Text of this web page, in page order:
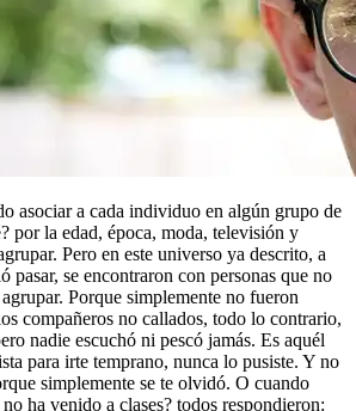
asociar a cada individuo en algún grupo de
por la edad, época, moda, televisión y
Pero en este universo ya descrito, a
pasar, se encontraron con personas que no
Porque simplemente no fueron
compañeros no callados, todo lo contrario,
nadie escuchó ni pescó jamás. Es aquél
para irte temprano, nunca lo pusiste. Y no
simplemente se te olvidó. O cuando
ha venido a clases? todos respondieron: